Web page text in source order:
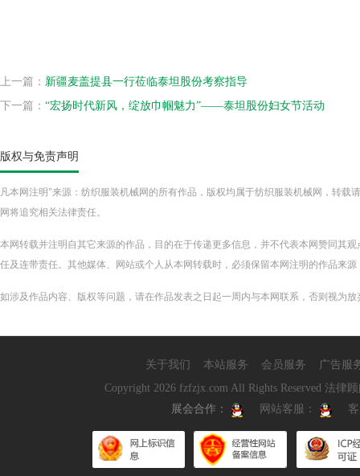
上一篇： 新疆麦盖提县一行莅临泰坦股份考察指导
下一篇： “宏扬时代新风，绽放巾帼魅力”——泰坦股份妇女节活动
版权与免责声明
凡本网注明"来源：纺织服装机械网的所有作品，版权均属于纺织服装机械网，转载
网将追究相关法律责任。
本网转载并注明自其它来源的作品，目的在于传递更多信息，并不代表本网赞同其
任及连带责任。其他媒体、网站或个人从本网转载时，必须保留本网注明的作品来
如涉及作品内容、版权等问题，请在作品发表之日起一周内与本网联系，否则视为放
关于我们 本站服务 会员服务 广告服
Copyright 2026 fzfzjx.com All Rights Reserved 法
展会合作：
网站客服： 客